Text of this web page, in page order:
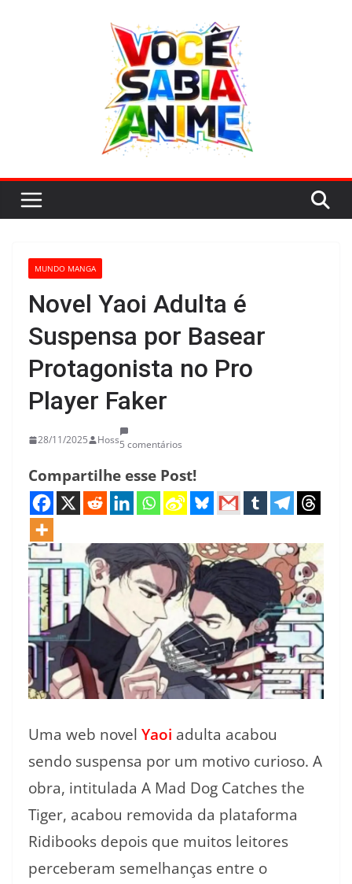
MUNDO MANGA
Novel Yaoi Adulta é
Suspensa por Basear
Protagonista no Pro
Player Faker
28/11/2025 Hoss5 comentários
Compartilhe esse Post!
Uma web novel Yaoi adulta acabou
sendo suspensa por um motivo curioso. A
obra, intitulada A Mad Dog Catches the
Tiger, acabou removida da plataforma
Ridibooks depois que muitos leitores
perceberam semelhanças entre o